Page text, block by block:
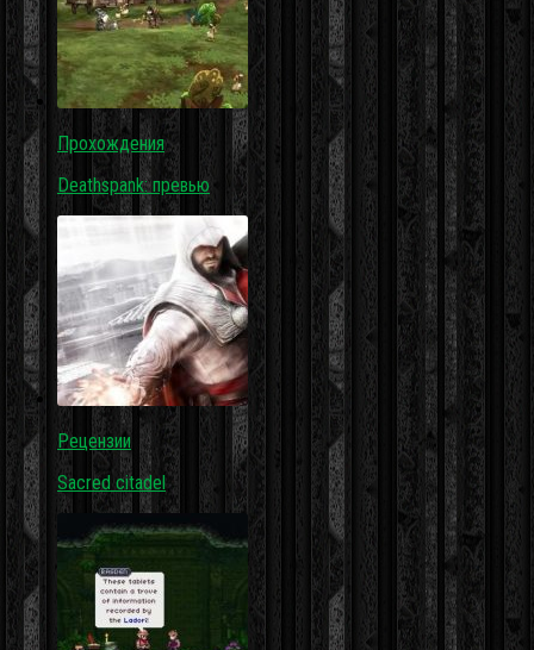
Прохождения
Deathspank: превью
Рецензии
Sacred citadel